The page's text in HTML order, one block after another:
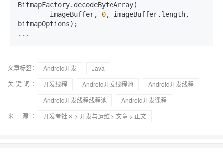
BitmapFactory.decodeByteArray(
        imageBuffer,
0, imageBuffer.length,
bitmapOptions);
...
文章标签： Android开发
Java
关键词：
开发线程 Android开发线程池
Android开发线程
Android开发线程线程池
Android开发课程
来 源：
开发者社区 > 开发与运维 > 文章 > 正文